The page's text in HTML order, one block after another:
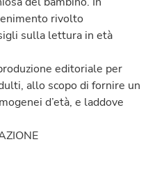
rivolto
sulla lettura in età
editoriale per
allo scopo di fornire un
d’età, e laddove